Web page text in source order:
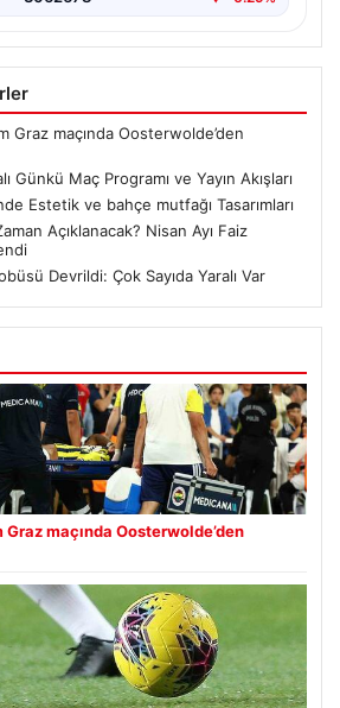
Graz maçında Oosterwolde’den
Günkü Maç Programı ve Yayın Akışları
Estetik ve bahçe mutfağı Tasarımları
Açıklanacak? Nisan Ayı Faiz
Devrildi: Çok Sayıda Yaralı Var
Graz maçında Oosterwolde’den